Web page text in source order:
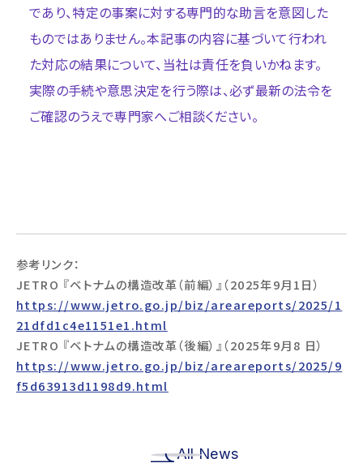
であり、特定の事案に対する専門的な助言を意図した
ものではありません。本記事の内容に基づいて行われ
た対応の結果について、当社は責任を負いかねます。
実際の手続や意思決定を行う際は、必ず最新の法令を
ご確認のうえで専門家へご相談ください。
参考リンク：
JETRO 『ベトナムの構造改革（前編）』（2025年9月1日）
https://www.jetro.go.jp/biz/areareports/2025/1
21dfd1c4e1151e1.html
JETRO 『ベトナムの構造改革（後編）』（2025年9月8 日）
https://www.jetro.go.jp/biz/areareports/2025/9
f5d63913d1198d9.html
All News